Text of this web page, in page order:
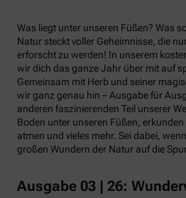
Was liegt unter unseren Füßen? Was
Natur steckt voller Geheimnisse, die
erforscht zu werden! In unserem
wir dich das ganze Jahr über mit auf
Gemeinsam mit Herb und seiner
wir ganz genau hin – Ausgabe für
anderen faszinierenden Teil unserer
Boden unter unseren Füßen,
atmen und vieles mehr. Sei dabei,
großen Wundern der Natur auf die
Ausgabe 03 | 26: